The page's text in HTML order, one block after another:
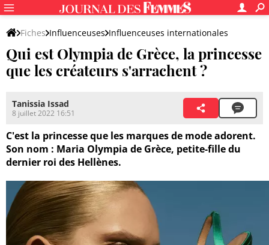
Fiches Influenceuses Influenceuses internationales
Qui est Olympia de Grèce, la princesse
que les créateurs s'arrachent ?
Tanissia Issad
8 juillet 2022 16:51
C'est la princesse que les marques de mode adorent.
Son nom : Maria Olympia de Grèce, petite-fille du
dernier roi des Hellènes.